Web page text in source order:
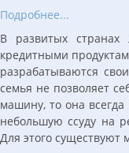
Подробнее...
В развитых
кредитными
разрабатываются
семья не позволяет
машину, то она
небольшую ссуду на
Для этого